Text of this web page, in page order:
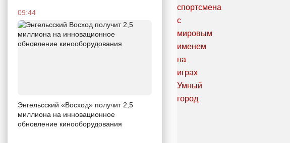
09:44
Энгельсский «Восход» получит 2,5
миллиона на инновационное
обновление кинооборудования